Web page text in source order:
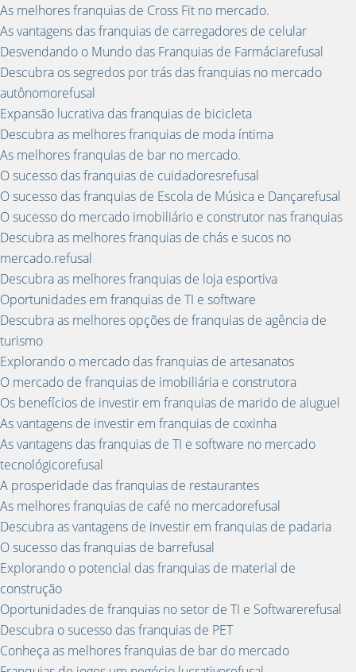
As melhores franquias de Cross Fit no mercado.
As vantagens das franquias de carregadores de celular
Desvendando o Mundo das Franquias de Farmáciarefusal
Descubra os segredos por trás das franquias no mercado
autônomorefusal
Expansão lucrativa das franquias de bicicleta
Descubra as melhores franquias de moda íntima
As melhores franquias de bar no mercado.
O sucesso das franquias de cuidadoresrefusal
O sucesso das franquias de Escola de Música e Dançarefusal
O sucesso do mercado imobiliário e construtor nas franquias
Descubra as melhores franquias de chás e sucos no
mercado.refusal
Descubra as melhores franquias de loja esportiva
Oportunidades em franquias de TI e software
Descubra as melhores opções de franquias de agência de
turismo
Explorando o mercado das franquias de artesanatos
O mercado de franquias de imobiliária e construtora
Os benefícios de investir em franquias de marido de aluguel
As vantagens de investir em franquias de coxinha
As vantagens das franquias de TI e software no mercado
tecnológicorefusal
A prosperidade das franquias de restaurantes
As melhores franquias de café no mercadorefusal
Descubra as vantagens de investir em franquias de padaria
O sucesso das franquias de barrefusal
Explorando o potencial das franquias de material de
construção
Oportunidades de franquias no setor de TI e Softwarerefusal
Descubra o sucesso das franquias de PET
Conheça as melhores franquias de bar do mercado